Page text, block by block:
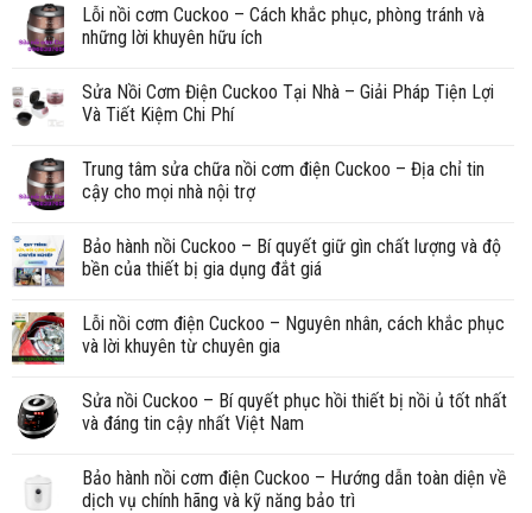
Lỗi nồi cơm Cuckoo – Cách khắc phục, phòng tránh và
những lời khuyên hữu ích
Sửa Nồi Cơm Điện Cuckoo Tại Nhà – Giải Pháp Tiện Lợi
Và Tiết Kiệm Chi Phí
Trung tâm sửa chữa nồi cơm điện Cuckoo – Địa chỉ tin
cậy cho mọi nhà nội trợ
Bảo hành nồi Cuckoo – Bí quyết giữ gìn chất lượng và độ
bền của thiết bị gia dụng đắt giá
Lỗi nồi cơm điện Cuckoo – Nguyên nhân, cách khắc phục
và lời khuyên từ chuyên gia
Sửa nồi Cuckoo – Bí quyết phục hồi thiết bị nồi ủ tốt nhất
và đáng tin cậy nhất Việt Nam
Bảo hành nồi cơm điện Cuckoo – Hướng dẫn toàn diện về
dịch vụ chính hãng và kỹ năng bảo trì